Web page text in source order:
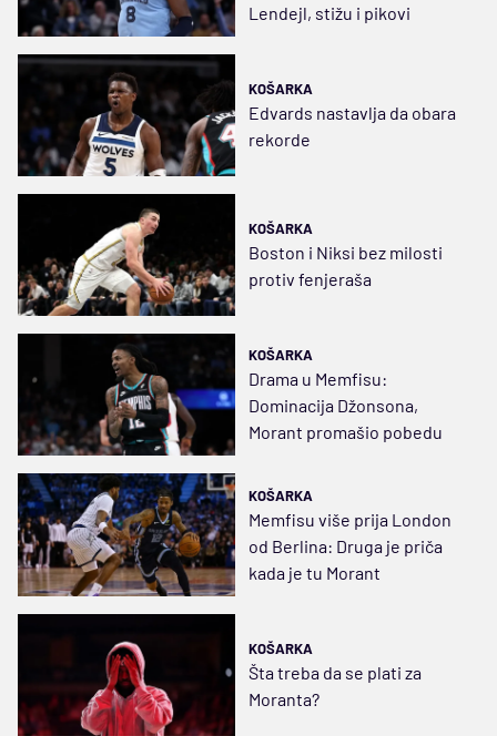
Lendejl, stižu i pikovi
KOŠARKA
Edvards nastavlja da obara
rekorde
KOŠARKA
Boston i Niksi bez milosti
protiv fenjeraša
KOŠARKA
Drama u Memfisu:
Dominacija Džonsona,
Morant promašio pobedu
KOŠARKA
Memfisu više prija London
od Berlina: Druga je priča
kada je tu Morant
KOŠARKA
Šta treba da se plati za
Moranta?